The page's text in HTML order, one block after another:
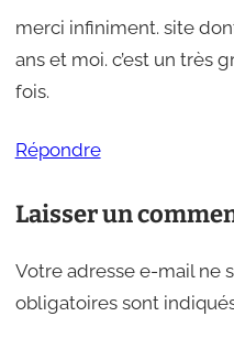
merci infiniment. site
ans et moi. c’est un très
fois.
Répondre
Laisser un
Votre adresse e-mail ne
obligatoires sont